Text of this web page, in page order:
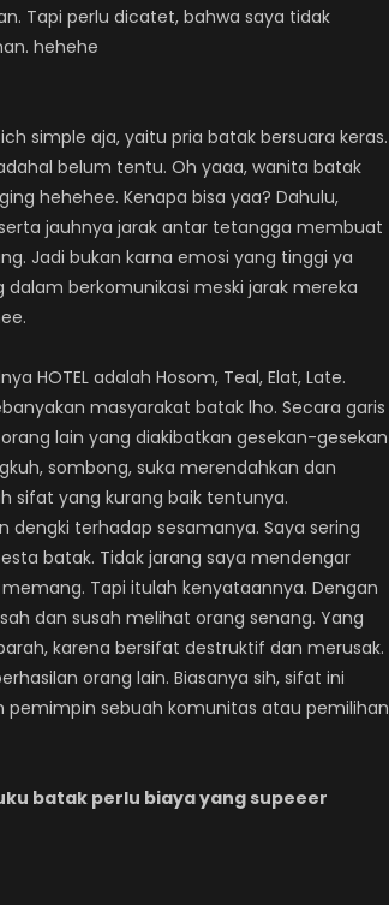
Tapi perlu dicatet, bahwa saya tidak
hehehe
simple aja, yaitu pria batak bersuara keras.
belum tentu. Oh yaaa, wanita batak
hehehee. Kenapa bisa yaa? Dahulu,
jauhnya jarak antar tetangga membuat
Jadi bukan karna emosi yang tinggi ya
berkomunikasi meski jarak mereka
HOTEL adalah Hosom, Teal, Elat, Late.
masyarakat batak lho. Secara garis
lain yang diakibatkan gesekan-gesekan
sombong, suka merendahkan dan
sifat yang kurang baik tentunya.
dengki terhadap sesamanya. Saya sering
batak. Tidak jarang saya mendengar
Tapi itulah kenyataannya. Dengan
dan susah melihat orang senang. Yang
karena bersifat destruktif dan merusak.
orang lain. Biasanya sih, sifat ini
sebuah komunitas atau pemilihan
batak perlu biaya yang supeeer